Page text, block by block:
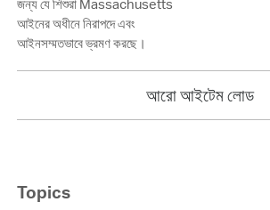
জন্য যে শিশুরা Massachusetts
আইনের অধীনে নিরাপদে এবং
আইনসম্মতভাবে ভ্রমণ করছে।
আরো আইটেম লোড
Topics